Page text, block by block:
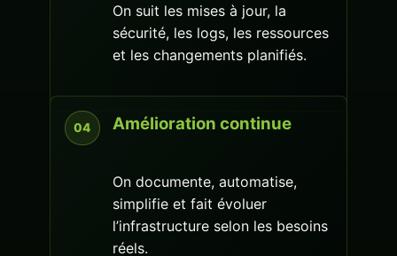
On suit les mises à jour, la
sécurité, les logs, les ressources
et les changements planifiés.
Amélioration continue
On documente, automatise,
simplifie et fait évoluer
l’infrastructure selon les besoins
réels.